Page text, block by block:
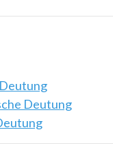
Deutung